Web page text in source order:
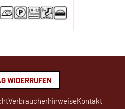
WIDERRUFEN
VerbraucherhinweiseKontakt